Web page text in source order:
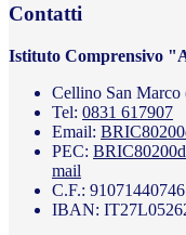
Contatti
Istituto Comprensivo
Cellino San
Tel: 0831 617907
Email:
PEC:
mail
C.F.: 91071440746
IBAN: